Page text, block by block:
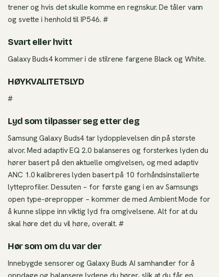
trener og hvis det skulle komme en regnskur. De tåler vann
og svette i henhold til IP546. #
Svart eller hvitt
Galaxy Buds4 kommer i de stilrene fargene Black og White.
HØYKVALITETSLYD
#
Lyd som tilpasser seg etter deg
Samsung Galaxy Buds4 tar lydopplevelsen din på største
alvor. Med adaptiv EQ 2.0 balanseres og forsterkes lyden du
hører basert på den aktuelle omgivelsen, og med adaptiv
ANC 1.0 kalibreres lyden basert på 10 forhåndsinstallerte
lytteprofiler. Dessuten – for første gang i en av Samsungs
open type-ørepropper – kommer de med Ambient Mode for
å kunne slippe inn viktig lyd fra omgivelsene. Alt for at du
skal høre det du vil høre, overalt. #
Hør som om du var der
Innebygde sensorer og Galaxy Buds AI samhandler for å